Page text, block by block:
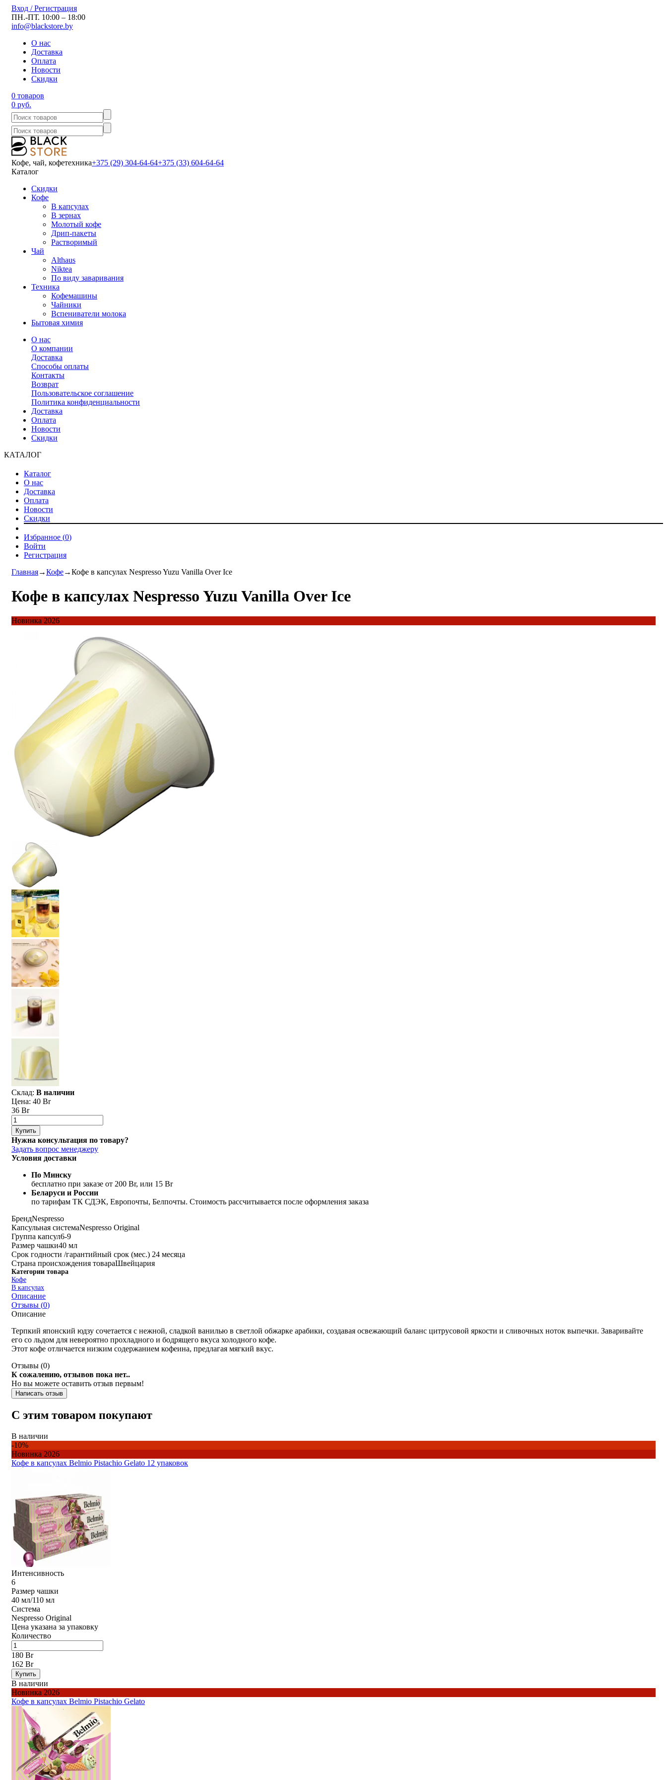
Вход / Регистрация
ПН.-ПТ. 10:00 – 18:00
info@blackstore.by
О нас
Доставка
Оплата
Новости
Скидки
0 товаров
0 руб.
Кофе, чай, кофетехника+375 (29) 304-64-64+375 (33) 604-64-64
Каталог
Скидки
Кофе
В капсулах
В зернах
Молотый кофе
Дрип-пакеты
Растворимый
Чай
Althaus
Niktea
По виду заваривания
Техника
Кофемашины
Чайники
Вспениватели молока
Бытовая химия
О нас
О компании
Доставка
Способы оплаты
Контакты
Возврат
Пользовательское соглашение
Политика конфиденциальности
Доставка
Оплата
Новости
Скидки
КАТАЛОГ
Каталог
О нас
Доставка
Оплата
Новости
Скидки
Избранное (0)
Войти
Регистрация
Главная→Кофе→Кофе в капсулах Nespresso Yuzu Vanilla Over Ice
Кофе в капсулах Nespresso Yuzu Vanilla Over Ice
Новинка 2026
Склад: В наличии
Цена: 40 Br
36 Br
Купить
Нужна консультация по товару?
Задать вопрос менеджеру
Условия доставки
По Минску
бесплатно при заказе от 200 Br, или 15 Br
Беларуси и России
по тарифам ТК СДЭК, Европочты, Белпочты. Стоимость рассчитывается после оформления заказа
БрендNespresso
Капсульная системаNespresso Original
Группа капсул6-9
Размер чашки40 мл
Срок годности /гарантийный срок (мес.) 24 месяца
Страна происхождения товараШвейцария
Категории товара
Кофе
В капсулах
Описание
Отзывы (0)
Описание
Терпкий японский юдзу сочетается с нежной, сладкой ванилью в светлой обжарке арабики, создавая освежающий баланс цитрусовой яркости и сливочных ноток выпечки. Заваривайте
его со льдом для невероятно прохладного и бодрящего вкуса холодного кофе.
Этот кофе отличается низким содержанием кофеина, предлагая мягкий вкус.
Отзывы (0)
К сожалению, отзывов пока нет..
Но вы можете оставить отзыв первым!
Написать отзыв
С этим товаром покупают
В наличии
-10%
Новинка 2026
Кофе в капсулах Belmio Pistachio Gelato 12 упаковок
Интенсивность
6
Размер чашки
40 мл/110 мл
Система
Nespresso Original
Цена указана за упаковку
Количество
180 Br
162 Br
Купить
В наличии
Новинка 2026
Кофе в капсулах Belmio Pistachio Gelato